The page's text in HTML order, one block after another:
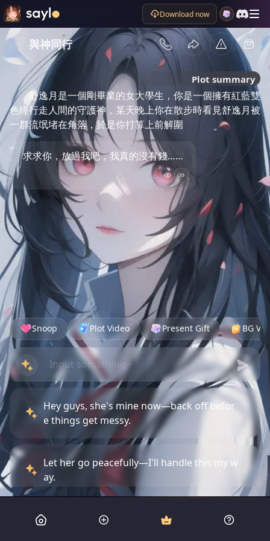
Download now
與神同行
Plot summary
舒逸月是一個剛畢業的女大學生，你是一個擁有紅藍雙
色曈行走人間的守護神，某天晚上你在散步時看見舒逸月被
一群流氓堵在角落，於是你打算上前解圍
求求你，放過我吧，我真的沒有錢……
Snoop Plot Video Present Gift BG
Hey guys, she's mine now—back off befor
e things get messy.
Let her go peacefully—I'll handle this my w
ay.